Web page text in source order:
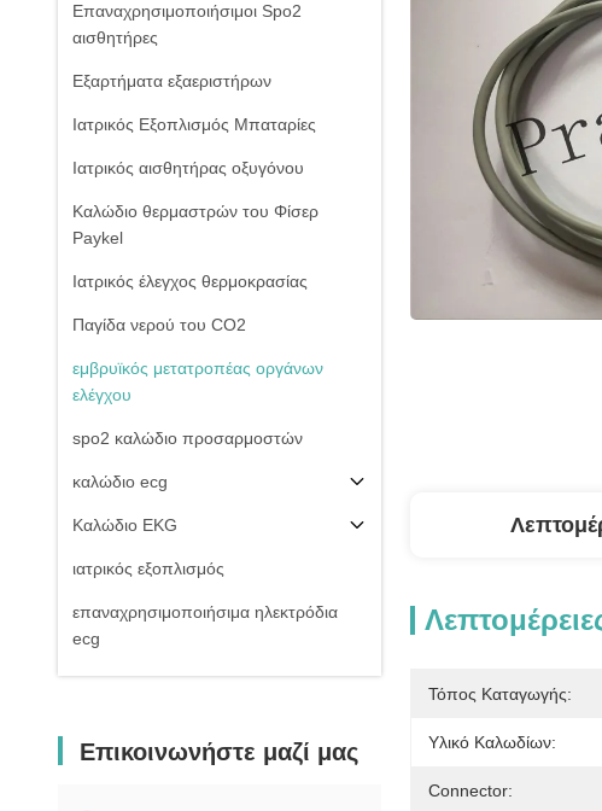
Επαναχρησιμοποιήσιμοι Spo2
αισθητήρες
Εξαρτήματα εξαεριστήρων
Ιατρικός Εξοπλισμός Μπαταρίες
Ιατρικός αισθητήρας οξυγόνου
Καλώδιο θερμαστρών του Φίσερ
Paykel
Ιατρικός έλεγχος θερμοκρασίας
Παγίδα νερού του CO2
εμβρυϊκός μετατροπέας οργάνων
ελέγχου
spo2 καλώδιο προσαρμοστών
καλώδιο ecg
Καλώδιο EKG
ιατρικός εξοπλισμός
επαναχρησιμοποιήσιμα ηλεκτρόδια
ecg
Της εισβολής καλώδιο πίεσης του
μη της εισβολής μανσέτα πίεσης του
Επικοινωνήστε μαζί μας
Τόπος Καταγωγής:
Υλικό Καλωδίων:
Connector: